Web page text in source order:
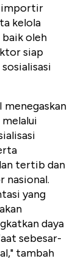
importir
kelola
baik oleh
siap
menegaskan
tertib dan
nasional.
yang
daya
sebesar-
tambah